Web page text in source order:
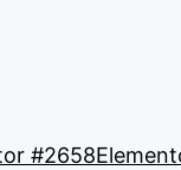
#2658